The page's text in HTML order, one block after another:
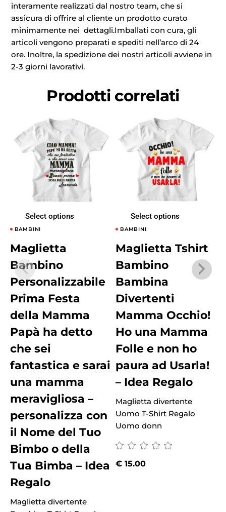
interamente realizzati dal nostro team, che si
assicura di offrire al cliente un prodotto curato
minimamente nei dettagli.Imballati con cura, gli
articoli vengono preparati e spediti nell’arco di 24
ore. Inoltre, la spedizione dei nostri articoli avviene in
2-3 giorni lavorativi.
Prodotti correlati
Select options
BAMBINI
Maglietta
Bambino
Personalizzabile
Prima Festa
della Mamma
Papà ha detto
che sei
fantastica e sarai
una mamma
meravigliosa –
personalizza con
il Nome del Tuo
Bimbo o della
Tua Bimba – Idea
Regalo
Maglietta divertente
Select options
BAMBINI
Maglietta Tshirt
Bambino
Bambina
Divertenti
Mamma Occhio!
Ho una Mamma
Folle e non ho
paura ad Usarla!
– Idea Regalo
Maglietta divertente
Uomo T-Shirt Regalo
Uomo donn
€ 15.00